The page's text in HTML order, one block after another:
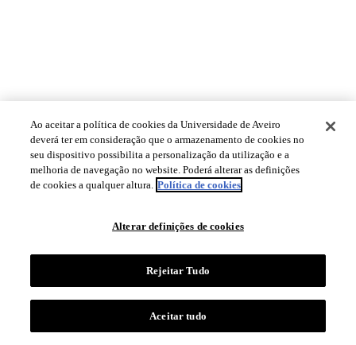
Ao aceitar a política de cookies da Universidade de Aveiro
deverá ter em consideração que o armazenamento de cookies no
seu dispositivo possibilita a personalização da utilização e a
melhoria de navegação no website. Poderá alterar as definições
de cookies a qualquer altura. Política de cookies
Alterar definições de cookies
Rejeitar Tudo
Aceitar tudo